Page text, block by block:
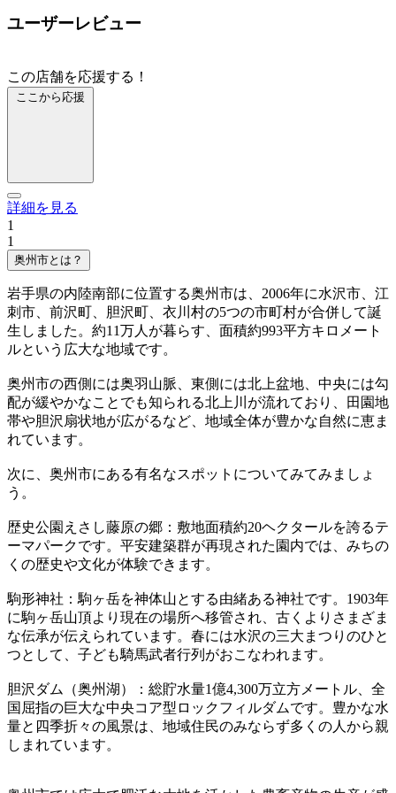
ユーザーレビュー
この店舗を応援する！
ここから応援
詳細を見る
1
1
奥州市とは？
岩手県の内陸南部に位置する奥州市は、2006年に水沢市、江
刺市、前沢町、胆沢町、衣川村の5つの市町村が合併して誕
生しました。約11万人が暮らす、面積約993平方キロメート
ルという広大な地域です。
奥州市の西側には奥羽山脈、東側には北上盆地、中央には勾
配が緩やかなことでも知られる北上川が流れており、田園地
帯や胆沢扇状地が広がるなど、地域全体が豊かな自然に恵ま
れています。
次に、奥州市にある有名なスポットについてみてみましょ
う。
歴史公園えさし藤原の郷：敷地面積約20ヘクタールを誇るテ
ーマパークです。平安建築群が再現された園内では、みちの
くの歴史や文化が体験できます。
駒形神社：駒ヶ岳を神体山とする由緒ある神社です。1903年
に駒ヶ岳山頂より現在の場所へ移管され、古くよりさまざま
な伝承が伝えられています。春には水沢の三大まつりのひと
つとして、子ども騎馬武者行列がおこなわれます。
胆沢ダム（奥州湖）：総貯水量1億4,300万立方メートル、全
国屈指の巨大な中央コア型ロックフィルダムです。豊かな水
量と四季折々の風景は、地域住民のみならず多くの人から親
しまれています。